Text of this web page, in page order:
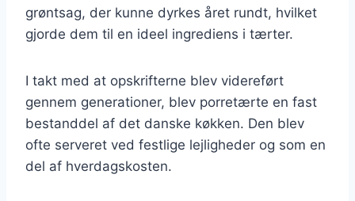
grøntsag, der kunne dyrkes året rundt, hvilket
gjorde dem til en ideel ingrediens i tærter.
I takt med at opskrifterne blev videreført
gennem generationer, blev porretærte en fast
bestanddel af det danske køkken. Den blev
ofte serveret ved festlige lejligheder og som en
del af hverdagskosten.